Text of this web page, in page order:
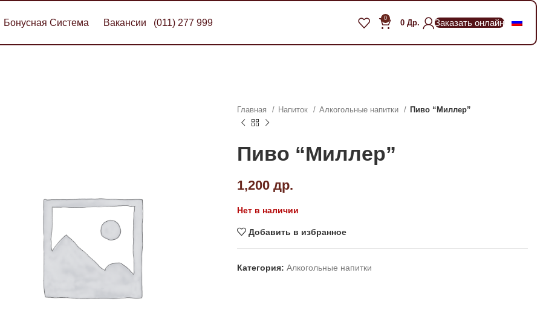
Бонусная Система Вакансии (011) 277 999 0
0 Др. Заказать онлайн
Главная Напиток Алкогольные напитки Пиво “Миллер”
Пиво “Миллер”
1,200др.
Нет в наличии
Добавить в избранное
Категория: Алкогольные напитки